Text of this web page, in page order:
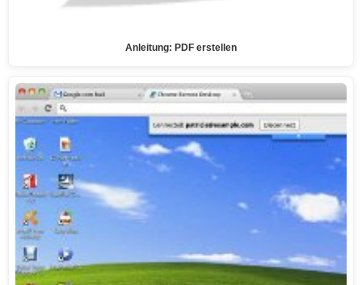
Anleitung: PDF erstellen